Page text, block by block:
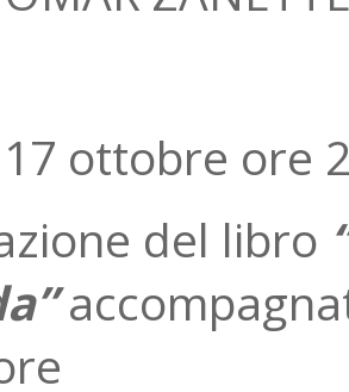
ottobre ore
del libro